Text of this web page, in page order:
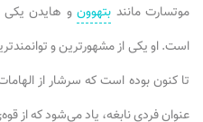
موتسارت مانند بتهوونو هایدن یکی
است. او یکی از مشهور‌ترین و
تا کنون بوده است که سرشار از
عنوان فردی نابغه، یاد می‌شود که از